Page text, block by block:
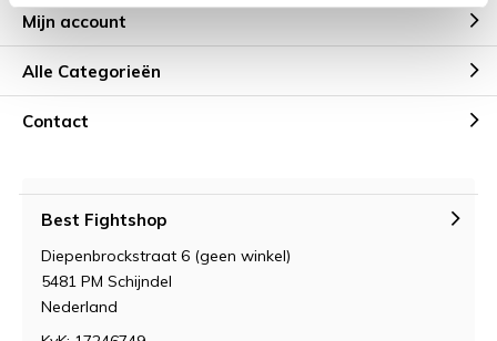
Mijn account
Alle Categorieën
Contact
Best Fightshop
Diepenbrockstraat 6 (geen winkel)
5481 PM Schijndel
Nederland